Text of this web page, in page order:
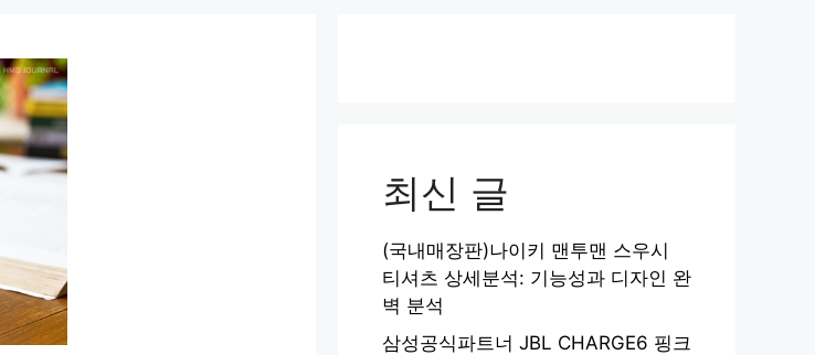
최신 글
(국내매장판)나이키 맨투맨 스우시
티셔츠 상세분석: 기능성과 디자인 완
벽 분석
삼성공식파트너 JBL CHARGE6 핑크